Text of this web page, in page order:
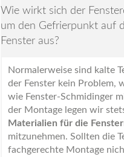
Wie wirkt sich der
um den Gefrierpunkt auf
Fenster aus?
Normalerweise sind kalte
der Fenster kein Problem,
wie Fenster-Schmidinger
der Montage legen wir
Materialien für die
mitzunehmen. Sollten die
fachgerechte Montage